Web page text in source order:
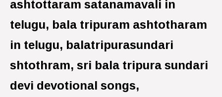
telugu, bala tripuram ashtotharam
in telugu, balatripurasundari
shtothram, sri bala tripura sundari
devi devotional songs,